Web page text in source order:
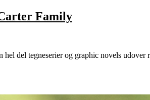
Family
del tegneserier og graphic novels